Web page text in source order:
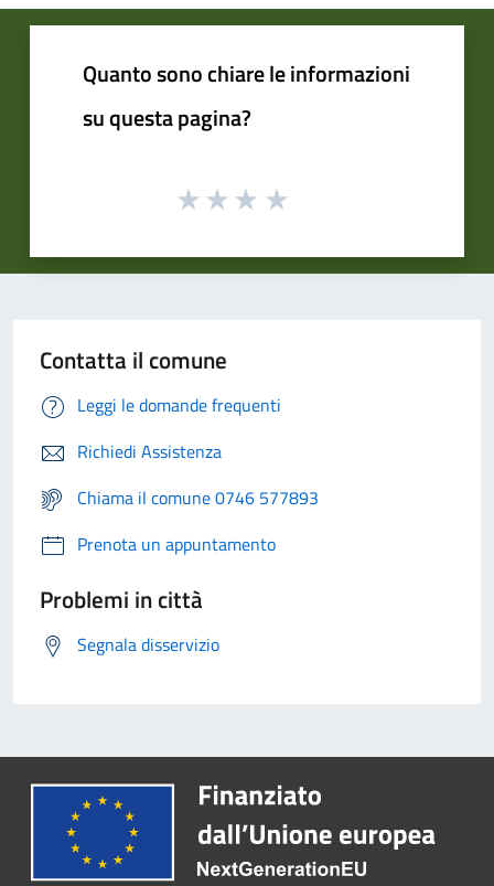
Quanto sono chiare le informazioni
su questa pagina?
Contatta il comune
Leggi le domande frequenti
Richiedi Assistenza
Chiama il comune 0746 577893
Prenota un appuntamento
Problemi in città
Segnala disservizio